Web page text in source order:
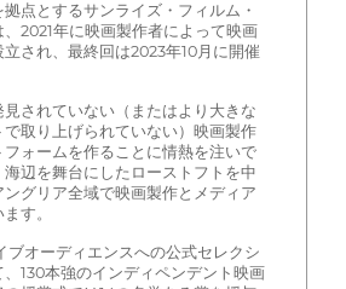
点とするサンライズ・フィルム・
2021年に映画製作者によって映画
され、最終回は2023年10月に開催
されていない（またはより大きな
で取り上げられていない）映画製作
ォームを作ることに情熱を注いで
辺を舞台にしたローストフトを中
グリア全域で映画製作とメディア
す。
ブオーディエンスへの公式セレクシ
、130本強のインディペンデント映画